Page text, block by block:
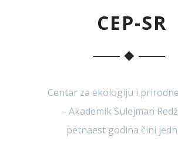
CEP-SR
Centar za ekologiju i
– Akademik Sulejman
petnaest godina čini